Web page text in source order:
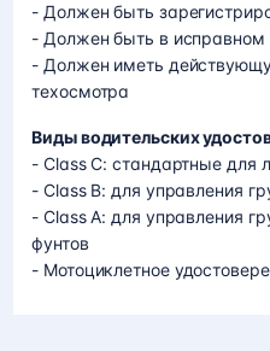
- Должен быть
- Должен быть в исправном
- Должен иметь
техосмотра
Виды водительских
- Class C: стандартные для
- Class B: для управления
- Class A: для управления
фунтов
- Мотоциклетное